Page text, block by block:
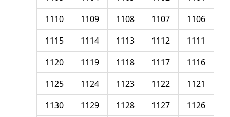
1106
1107
1108
1109
1110
1111
1112
1113
1114
1115
1116
1117
1118
1119
1120
1121
1122
1123
1124
1125
1126
1127
1128
1129
1130